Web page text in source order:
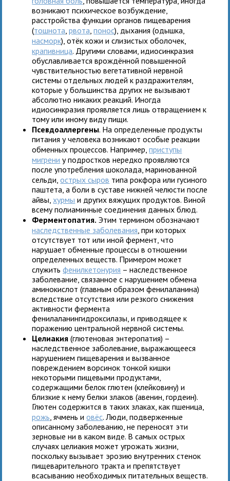
возникают психическое возбуждение,
расстройства функции органов пищеварения
(тошнота ,рвота ,понос), дыхания (одышка,
насморк), отёк кожи и слизистых оболочек,
крапивница. Другими словами, идиосинкразия
обуславливается врождённой повышенной
чувствительностью вегетативной нервной
системы отдельных людей к раздражителям,
которые у большинства других не вызывают
абсолютно никаких реакций. Иногда
идиосинкразия проявляется лишь отвращением к
тому или иному виду пищи.
Псевдоаллергены. На определенные продукты
питания у человека возникают особые реакции
обменных процессов. Например,приступы
мигрени у подростков нередко проявляются
после употребления шоколада, маринованной
сельди,острых сыров типа рокфора или гусиного
паштета, а боли в суставе нижней челюсти после
айвы, хурмы и других вяжущих продуктов. Виной
всему полиаминные соединения данных блюд.
Ферментопатия. Этим термином обозначают
наследственные заболевания , при которых
отсутствует тот или иной фермент, что
нарушает обменные процессы в отношении
определенных веществ. Примером может
служитьфенилкетонурия – наследственное
заболевание, связанное с нарушением обмена
аминокислот (главным образом фенилаланина)
вследствие отсутствия или резкого снижения
активности фермента
фенилаланингидроксилазы, и приводящее к
поражению центральной нервной системы.
Целиакия (глютеновая энтеропатия) –
наследственное заболевание, выражающееся
нарушением пищеварения и вызванное
повреждением ворсинок тонкой кишки
некоторыми пищевыми продуктами,
содержащими белок глютен (клейковину) и
близкие к нему белки злаков (авенин, гордеин).
Глютен содержится в таких злаках, как пшеница,
рожь , ячмень иовёс. Люди, подверженные
описанному заболеванию, не переносят эти
зерновые ни в каком виде. В самых острых
случаях целиакия может угрожать жизни,
поскольку вызывает эрозию внутренних стенок
пищеварительного тракта и препятствует
всасыванию необходимых питательных веществ.